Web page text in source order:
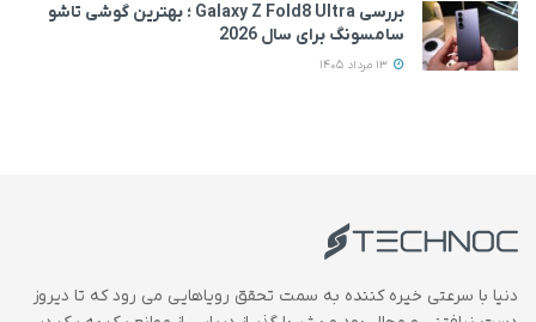
بررسی Galaxy Z Fold8 Ultra ؛ بهترین گوشی تاشو
سامسونگ برای سال 2026
دنیا با سرعتی خیره کننده به سمت تحقق رویاهایی می رود که تا دیروز